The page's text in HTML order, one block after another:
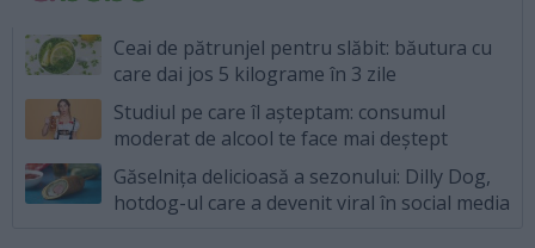
Ceai de pătrunjel pentru slăbit: băutura cu
care dai jos 5 kilograme în 3 zile
Studiul pe care îl așteptam: consumul
moderat de alcool te face mai deștept
Găselnița delicioasă a sezonului: Dilly Dog,
hotdog-ul care a devenit viral în social media